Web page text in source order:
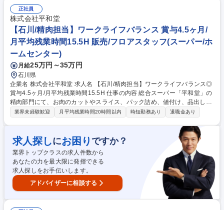
読み解き、最適な在庫をコントロール ■調理・加工：「また食べたい」と
思われる鮮度と彩りの提供 ■マネジメント： アルバイトスタッフの育成、
部門の数値管理 慣れたら陳列を工夫したりイベントのアイデアを練ったり
商品にこだわったりと、「自分の色」を出してください。売場スタッフが
主導でお店作りをしています。 募集職種 【石川/総合スーパーでの売り場
スタッフ】ワークライフバランス◎手当/制度充実
正社員
株式会社平和堂
【石川/精肉担当】ワークライフバランス 賞与4.5ヶ月/
月平均残業時間15.5H 販売/フロアスタッフ(スーパー/ホ
ームセンター)
月給25万円～35万円
石川県
企業名 株式会社平和堂 求人名 【石川/精肉担当】ワークライフバランス◎
賞与4.5ヶ月/月平均残業時間15.5H 仕事の内容 総合スーパー「平和堂」の
精肉部門にて、お肉のカットやスライス、パック詰め、値付け、品出し、
売場づくり等をお任せします。夜勤はなく、研修体制が充実しているた
用スライサーや包丁を使用しお肉をカット)■パック詰め、値付け、売場へ
の品出し・陳列■売場づくり(POP作成や季節に応じたレイアウト提案)■発
注業務や在庫管理 【働く魅力】 包丁の持ち方から肉の部位の知識までイ
チから学べる研修があり未経験でもプロの技術が身につきます。平均残業
は月15.5時間と少なめで、夜勤も一切ないため仕事と私生活を高いレベル
で両立できる環境です。 募集職種 【石川/精肉担当】ワークライフバラン
ス◎賞与4.5ヶ月/月平均残業時間15.5H
業界未経験歓迎 月平均残業時間20時間以内 時短勤務あり 退職金あり
求人探しにお困り ですか？
業界トップクラスの求人件数から
あなたの力を最大限に発揮できる
求人探しをお手伝いします。
アドバイザーに相談する